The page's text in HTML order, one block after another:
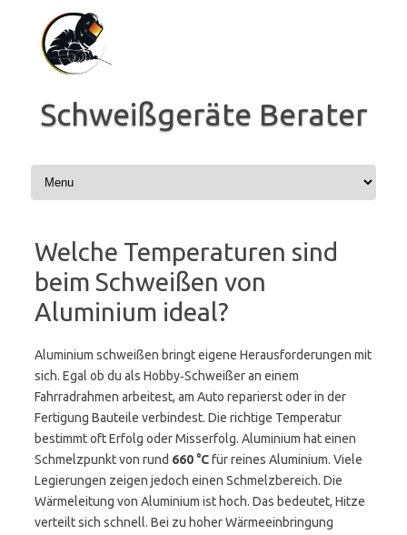
Inhalt
springen
Schweißgeräte Berater
Welche Temperaturen sind
beim Schweißen von
Aluminium ideal?
Aluminium schweißen bringt eigene Herausforderungen mit
sich. Egal ob du als Hobby‑Schweißer an einem
Fahrradrahmen arbeitest, am Auto reparierst oder in der
Fertigung Bauteile verbindest. Die richtige Temperatur
bestimmt oft Erfolg oder Misserfolg. Aluminium hat einen
Schmelzpunkt von rund 660 °Cfür reines Aluminium. Viele
Legierungen zeigen jedoch einen Schmelzbereich. Die
Wärmeleitung von Aluminium ist hoch. Das bedeutet, Hitze
verteilt sich schnell. Bei zu hoher Wärmeeinbringung